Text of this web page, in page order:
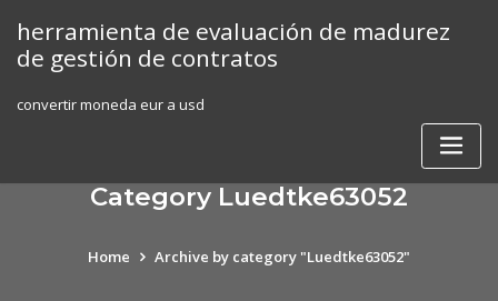
content
herramienta de evaluación de madurez
de gestión de contratos
convertir moneda eur a usd
Category Luedtke63052
Home Archive by category "Luedtke63052"